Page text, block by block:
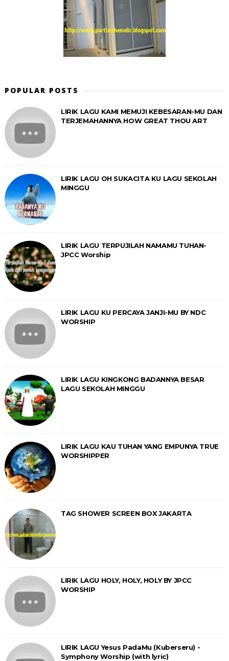
POPULAR POSTS
LIRIK LAGU KAMI MEMUJI KEBESARAN-MU DAN
TERJEMAHANNYA HOW GREAT THOU ART
LIRIK LAGU OH SUKACITA KU LAGU SEKOLAH
MINGGU
LIRIK LAGU TERPUJILAH NAMAMU TUHAN-
JPCC Worship
LIRIK LAGU KU PERCAYA JANJI-MU BY NDC
WORSHIP
LIRIK LAGU KINGKONG BADANNYA BESAR
LAGU SEKOLAH MINGGU
LIRIK LAGU KAU TUHAN YANG EMPUNYA TRUE
WORSHIPPER
TAG SHOWER SCREEN BOX JAKARTA
LIRIK LAGU HOLY, HOLY, HOLY BY JPCC
WORSHIP
LIRIK LAGU Yesus PadaMu (Kuberseru) -
Symphony Worship (with lyric)